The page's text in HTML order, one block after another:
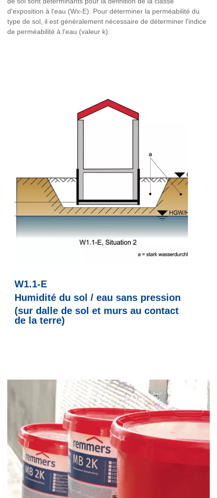
d'exposition à l'eau (Wx-E). Pour déterminer la perméabilité du
type de sol, il est généralement nécessaire de déterminer l'indice
de perméabilité à l'eau (valeur k).
W1.1-E
Humidité du sol / eau sans pression
(sur dalle de sol et murs au contact
de la terre)